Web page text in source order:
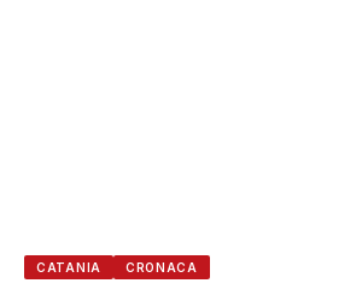
CATANIA CRONACA